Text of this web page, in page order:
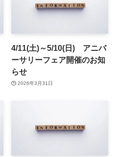
4/11(土)～5/10(日) アニバ
ーサリーフェア開催のお知
らせ
2026年3月31日